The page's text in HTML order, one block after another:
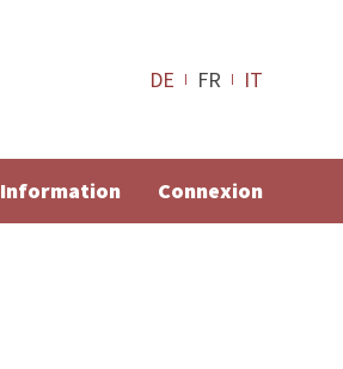
DE FR IT
Information Connexion